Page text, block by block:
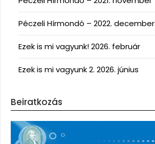
Péczeli Hírmondó – 2022. december
Ezek is mi vagyunk! 2026. február
Ezek is mi vagyunk 2. 2026. június
Beiratkozás